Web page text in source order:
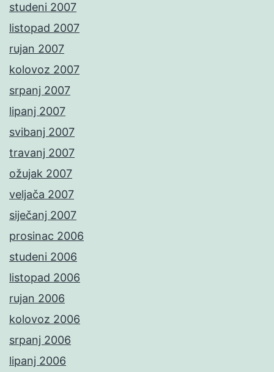
studeni 2007
listopad 2007
rujan 2007
kolovoz 2007
srpanj 2007
lipanj 2007
svibanj 2007
travanj 2007
ožujak 2007
veljača 2007
siječanj 2007
prosinac 2006
studeni 2006
listopad 2006
rujan 2006
kolovoz 2006
srpanj 2006
lipanj 2006